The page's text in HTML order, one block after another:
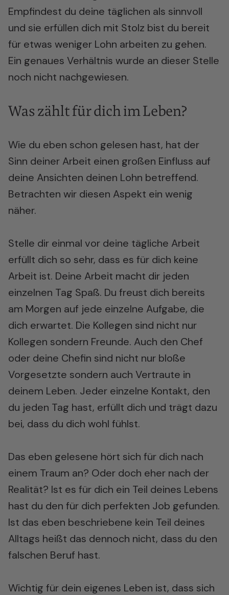
Empfindest du deine täglichen als sinnvoll
und sie erfüllen dich mit Stolz bist du bereit
für etwas weniger Lohn arbeiten zu gehen.
Ein genaues Verhältnis wurde an dieser Stelle
noch nicht nachgewiesen.
Was zählt für dich im Leben?
Wie du eben schon gelesen hast, hat der
Sinn deiner Arbeit einen großen Einfluss auf
deine Ansichten deinen Lohn betreffend.
Betrachten wir diesen Aspekt ein wenig
näher.
Stelle dir einmal vor deine tägliche Arbeit
erfüllt dich so sehr, dass es für dich keine
Arbeit ist. Deine Arbeit macht dir jeden
einzelnen Tag Spaß. Du freust dich bereits
am Morgen auf jede einzelne Aufgabe, die
dich erwartet. Die Kollegen sind nicht nur
Kollegen sondern Freunde. Auch den Chef
oder deine Chefin sind nicht nur bloße
Vorgesetzte sondern auch Vertraute in
deinem Leben. Jeder einzelne Kontakt, den
du jeden Tag hast, erfüllt dich und trägt dazu
bei, dass du dich wohl fühlst.
Das eben gelesene hört sich für dich nach
einem Traum an? Oder doch eher nach der
Realität? Ist es für dich ein Teil deines Lebens
hast du den für dich perfekten Job gefunden.
Ist das eben beschriebene kein Teil deines
Alltags heißt das dennoch nicht, dass du den
falschen Beruf hast.
Wichtig für dein eigenes Leben ist, dass sich